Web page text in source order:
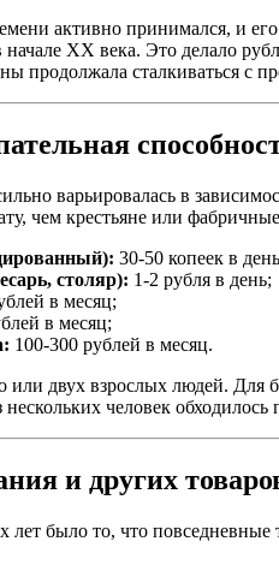
активно принимался, и
XX века. Это делало
продолжала сталкиваться
варьировалась в
чем крестьяне или
30-50 копеек в
столяр): 1-2 рубля в день;
в месяц;
в месяц;
100-300 рублей в месяц.
или двух взрослых людей. Для
нескольких человек
и других
лет было то, что